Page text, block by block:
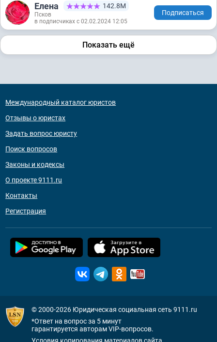
Елена 142.8М
Псков
в подписчиках с 02.02.2024 12:05
Подписаться
Показать ещё
Международный каталог юристов
Отзывы о юристах
Задать вопрос юристу
Поиск вопросов
Законы и кодексы
О проекте 9111.ru
Контакты
Регистрация
© 2000-2026 Юридическая социальная сеть 9111.ru
*Ответ на вопрос за 5 минут
гарантируется авторам VIP-вопросов.